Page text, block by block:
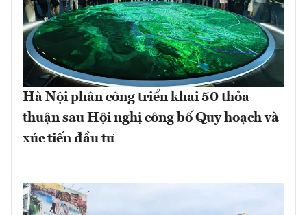
Hà Nội phân công triển khai 50 thỏa
thuận sau Hội nghị công bố Quy hoạch và
xúc tiến đầu tư